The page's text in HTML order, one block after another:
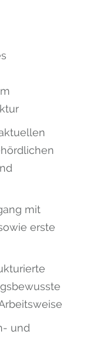
mit
erste
und